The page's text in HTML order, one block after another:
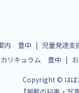
内 豊中 児童発達
カリキュラム 豊中
Copyright © はば